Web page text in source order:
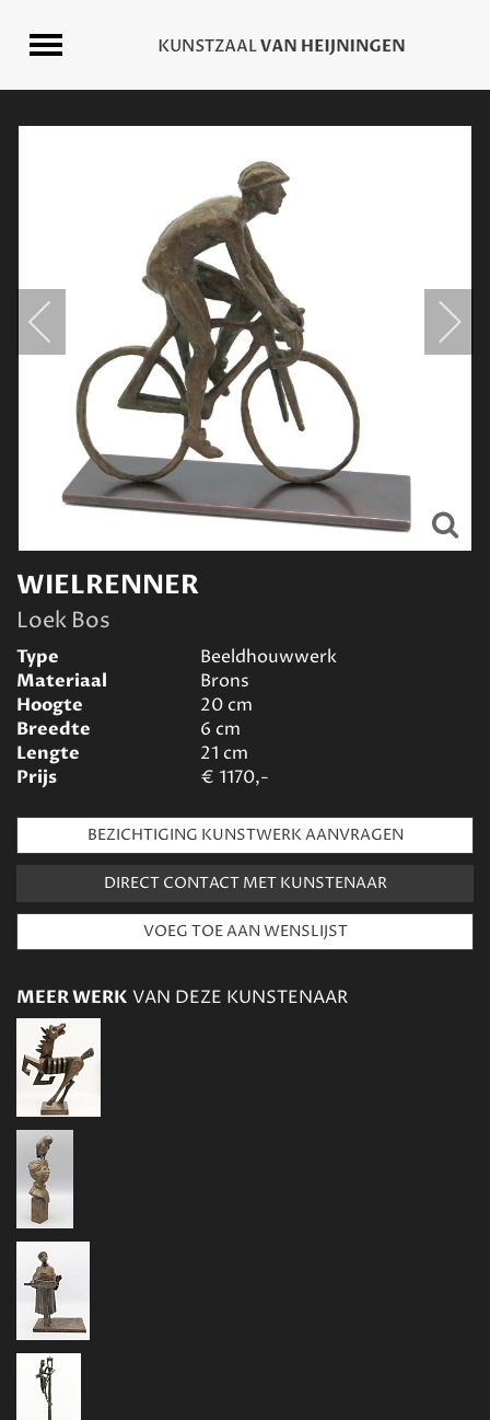
WIELRENNER
Loek Bos
Type
Beeldhouwwerk
Materiaal
Brons
Hoogte
20cm
Breedte
6 cm
Lengte
21 cm
Prijs
€ 1170,-
BEZICHTIGING KUNSTWERK AANVRAGEN
DIRECT CONTACT MET KUNSTENAAR
MEER WERK VAN DEZE KUNSTENAAR